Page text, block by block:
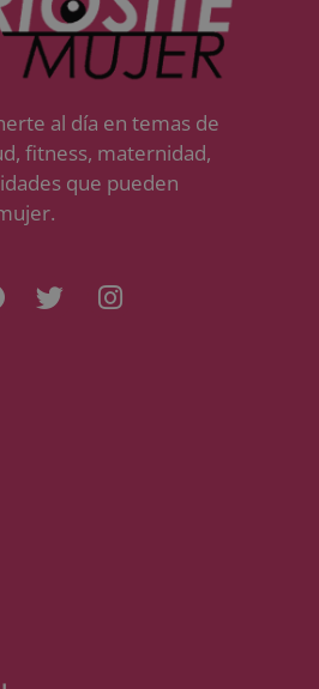
al día en temas de
fitness, maternidad,
que pueden